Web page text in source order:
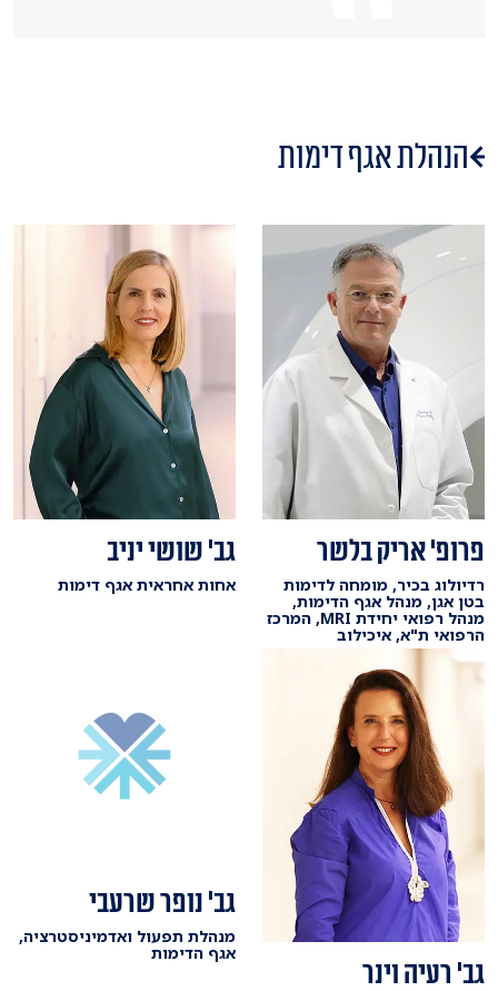
הנהלת אגף דימות
פרופ' אריק בלשר
רדיולוג בכיר, מומחה לדימות
בטן אגן, מנהל אגף הדימות,
מנהל רפואי יחידת MRI, המרכז
הרפואי ת"א, איכילוב
גב' שושי יניב
אחות אחראית אגף דימות
גב' רעיה וינר
גב' נופר שרעבי
מנהלת תפעול ואדמיניסטרציה,
אגף הדימות